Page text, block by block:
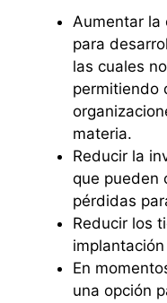
Aumentar la
para
las cuales
permitiendo
materia.
Reducir la
que pueden
pérdidas
Reducir los
En
una opción